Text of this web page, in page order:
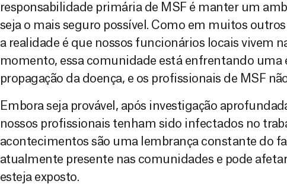
responsabilidade primária de MSF é manter um
seja o mais seguro possível. Como em muitos
a realidade é que nossos funcionários locais vivem
momento, essa comunidade está enfrentando uma
propagação da doença, e os profissionais de MSF
Embora seja provável, após investigação
nossos profissionais tenham sido infectados no
acontecimentos são uma lembrança constante do
atualmente presente nas comunidades e pode
esteja exposto.